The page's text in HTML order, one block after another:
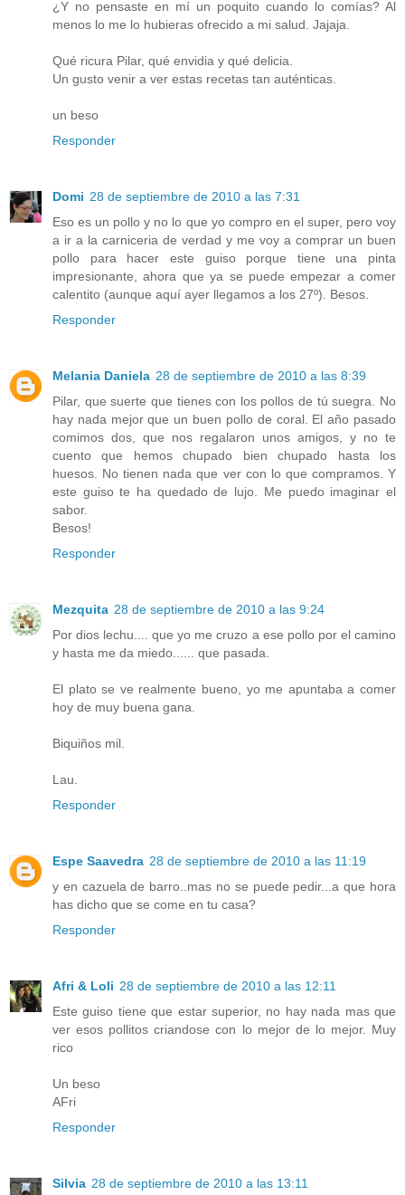
¿Y no pensaste en mí un poquito cuando lo comías? Al
menos lo me lo hubieras ofrecido a mi salud. Jajaja.
Qué ricura Pilar, qué envidia y qué delicia.
Un gusto venir a ver estas recetas tan auténticas.
un beso
Responder
Domi 28 de septiembre de 2010 a las 7:31
Eso es un pollo y no lo que yo compro en el super, pero voy
a ir a la carniceria de verdad y me voy a comprar un buen
pollo para hacer este guiso porque tiene una pinta
impresionante, ahora que ya se puede empezar a comer
calentito (aunque aquí ayer llegamos a los 27º). Besos.
Responder
Melania Daniela 28 de septiembre de 2010 a las 8:39
Pilar, que suerte que tienes con los pollos de tú suegra. No
hay nada mejor que un buen pollo de coral. El año pasado
comimos dos, que nos regalaron unos amigos, y no te
cuento que hemos chupado bien chupado hasta los
huesos. No tienen nada que ver con lo que compramos. Y
este guiso te ha quedado de lujo. Me puedo imaginar el
sabor.
Besos!
Responder
Mezquita 28 de septiembre de 2010 a las 9:24
Por dios lechu.... que yo me cruzo a ese pollo por el camino
y hasta me da miedo...... que pasada.
El plato se ve realmente bueno, yo me apuntaba a comer
hoy de muy buena gana.
Biquiños mil.
Lau.
Responder
Espe Saavedra 28 de septiembre de 2010 a las 11:19
y en cazuela de barro..mas no se puede pedir...a que hora
has dicho que se come en tu casa?
Responder
Afri & Loli 28 de septiembre de 2010 a las 12:11
Este guiso tiene que estar superior, no hay nada mas que
ver esos pollitos criandose con lo mejor de lo mejor. Muy
rico
Un beso
AFri
Responder
Silvia 28 de septiembre de 2010 a las 13:11